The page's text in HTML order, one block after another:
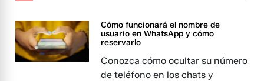
Cómo funcionará el nombre de
usuario en WhatsApp y cómo
reservarlo
Conozca cómo ocultar su número
de teléfono en los chats y